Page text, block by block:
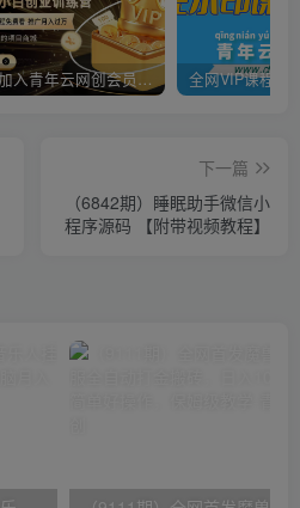
加入青年云网创会员，全站资源免费学习。加入高级合伙人，推广日入1000+
下一篇
（6842期）睡眠助手微信小
程序源码 【附带视频教程】